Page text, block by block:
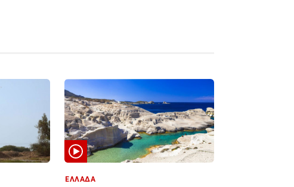
ΕΛΛΑΔΑ